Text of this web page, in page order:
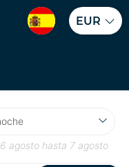
EUR
6 agosto hasta 7 agosto